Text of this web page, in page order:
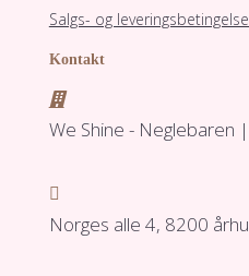
Salgs- og
Kontakt

We Shine - Neglebaren

Norges alle 4, 8200